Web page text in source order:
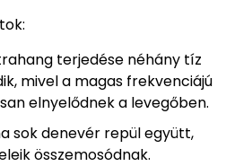
terjedése néhány tíz
mivel a magas frekvenciájú
elnyelődnek a levegőben.
sok denevér repül együtt,
összemosódnak.